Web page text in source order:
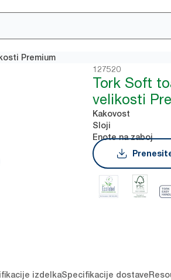
Premium
127520
Tork Soft
velikosti
Kakovost
Sloji
Enote na zaboj
izdelkaSpecifikacije dostave